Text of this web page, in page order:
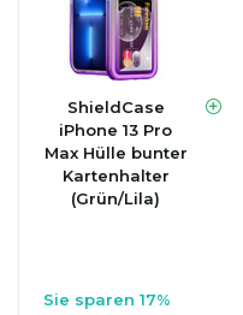
ShieldCase
iPhone 13 Pro
Max Hülle bunter
Kartenhalter
(Grün/Lila)
Sie sparen 17%